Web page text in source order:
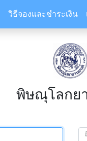
วิธีจองและชำระเงิน
พิษณุโลกย